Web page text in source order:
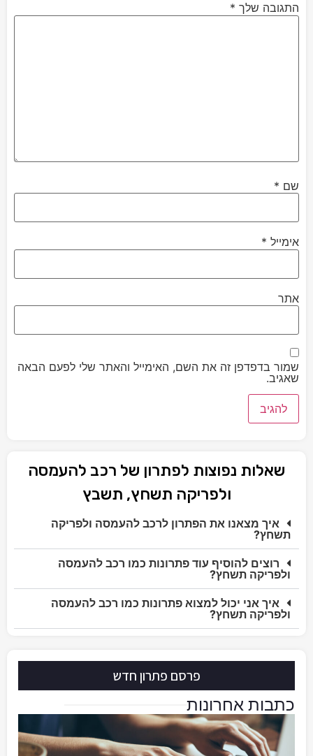
התגובה שלך *
שם *
אימייל *
אתר
שמור בדפדפן זה את השם, האימייל והאתר שלי לפעם הבאה
שאגיב.
שאלות נפוצות לפתרון של רכב להעמסה
ולפריקה תשחץ, תשבץ
איך מצאנו את הפתרון לרכב להעמסה ולפריקה
תשחץ?
רוצים להוסיף עוד פתרונות כמו רכב להעמסה
ולפריקה תשחץ?
איך אני יכול למצוא פתרונות כמו רכב להעמסה
ולפריקה תשחץ?
פרסם פתרון חדש
כתבות אחרונות